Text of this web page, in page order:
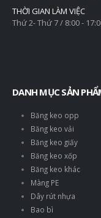
THỜI GIAN LÀM VIỆC
Thứ 2- Thứ 7 / 8:00 -
DANH MỤC SẢN
Băng keo opp
Băng keo vải
Băng keo giấy
Băng keo xốp
Băng keo khác
Màng PE
Dây rút nhựa
Bao bì